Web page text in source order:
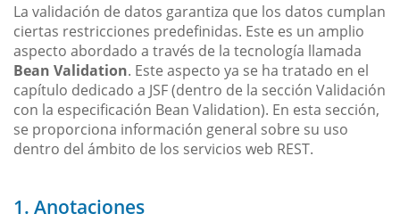
La validación de datos garantiza que los datos cumplan
ciertas restricciones predefinidas. Este es un amplio
aspecto abordado a través de la tecnología llamada
Bean Validation. Este aspecto ya se ha tratado en el
capítulo dedicado a JSF (dentro de la sección Validación
con la especificación Bean Validation). En esta sección,
se proporciona información general sobre su uso
dentro del ámbito de los servicios web REST.
1. Anotaciones